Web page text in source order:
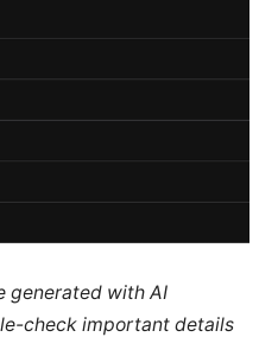
generated with AI
check important details